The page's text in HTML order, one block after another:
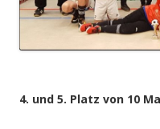
4. und 5. Platz von 10